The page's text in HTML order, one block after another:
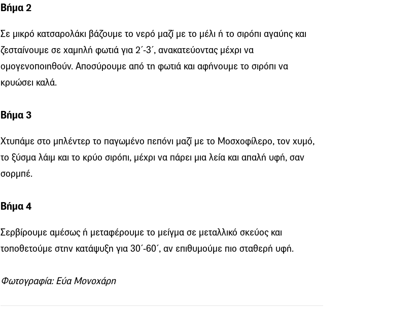
Βήμα 2
Σε μικρό κατσαρολάκι βάζουμε το νερό μαζί με το μέλι ή το σιρόπι αγαύης και
ζεσταίνουμε σε χαμηλή φωτιά για 2΄-3΄, ανακατεύοντας μέχρι να
ομογενοποιηθούν. Αποσύρουμε από τη φωτιά και αφήνουμε το σιρόπι να
κρυώσει καλά.
Βήμα 3
Χτυπάμε στο μπλέντερ το παγωμένο πεπόνι μαζί με το Μοσχοφίλερο, τον χυμό,
το ξύσμα λάιμ και το κρύο σιρόπι, μέχρι να πάρει μια λεία και απαλή υφή, σαν
σορμπέ.
Βήμα 4
Σερβίρουμε αμέσως ή μεταφέρουμε το μείγμα σε μεταλλικό σκεύος και
τοποθετούμε στην κατάψυξη για 30΄-60΄, αν επιθυμούμε πιο σταθερή υφή.
Φωτογραφία: Εύα Μονοχάρη